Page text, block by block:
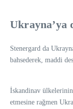
Ukrayna’ya
Stenergard da
bahsederek, maddi
İskandinav
etmesine rağmen